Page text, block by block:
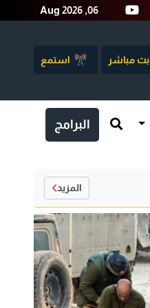
Aug 2026 ,06
بث مباشر استمع
البرامج
المزيد